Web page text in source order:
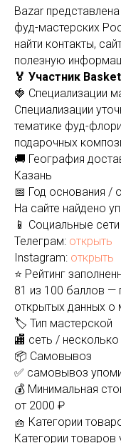
Bazar
фуд-мастерских
найти контакты,
полезную
🏅 Участник
🍓 Специализации
Специализации
тематике фуд-
подарочных
🚚 География
Казань
📅 Год основания /
На сайте найдено
📱 Социальные сети
Телеграм: открыть
Instagram: открыть
⭐ Рейтинг
81 из 100 баллов —
открытых данных о
🏷️ Тип мастерской
🏬 сеть / несколько
📦 Самовывоз
✅ самовывоз
💰 Минимальная
от 2000 ₽
🧺 Категории
Категории товаров